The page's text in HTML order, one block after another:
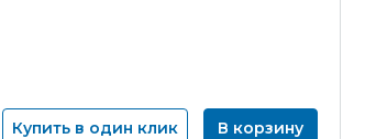
Купить в один клик В корзину